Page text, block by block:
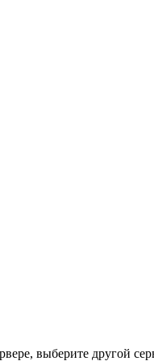
выберите другой